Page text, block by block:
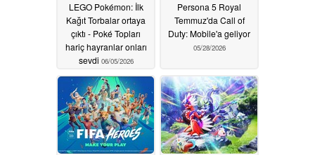
LEGO Pokémon: İlk
Kağıt Torbalar ortaya
çıktı - Poké Topları
hariç hayranlar onları
sevdi 06/05/2026
Persona 5 Royal
Temmuz'da Call of
Duty: Mobile'a geliyor
05/28/2026